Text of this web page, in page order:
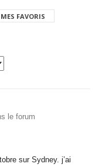
MES FAVORIS
le forum
sur Sydney. j’ai